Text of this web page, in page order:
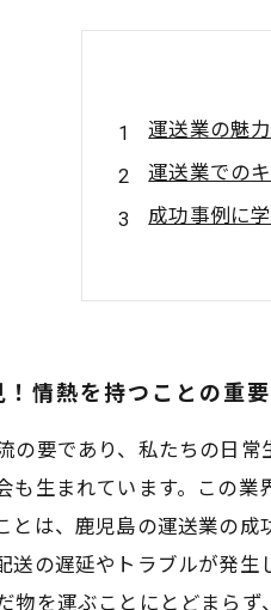
運送業の魅
運送業での
成功事例に
変化に対応
情熱がもた
運送業で築
情熱を持つことの重
の要であり、私たちの日
も生まれています。この
とは、鹿児島の運送業の
送の遅延やトラブルが発
物を運ぶことにとどまら